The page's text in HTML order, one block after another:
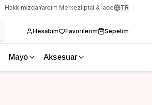
HakkımızdaYardım Merkeziİptal & İade TR
Hesabım Favorilerim Sepetim
Mayo Aksesuar